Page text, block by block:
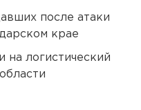
после атаки
крае
на логистический